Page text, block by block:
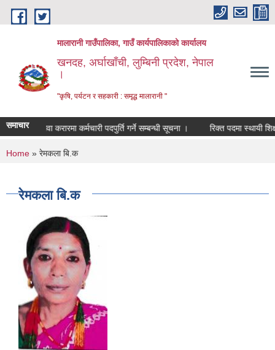
Skip to main content
मालारानी गाउँपालिका, गाउँ कार्यपालिकाको कार्यालय
खनदह, अर्घाखाँची, लुम्बिनी प्रदेश, नेपाल
।
"कृषि, पर्यटन र सहकारी : समृद्ध मालारानी "
समाचारसेवा करारमा कर्मचारी पदपुर्ति गर्ने सम्बन्धी सूचना । रिक्त पदमा स्थायी
You are here
Home » रेमकला बि.क
रेमकला बि.क